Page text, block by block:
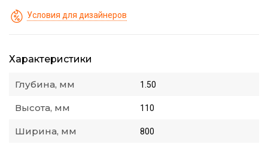
Условия для дизайнеров
Характеристики
Глубина, мм 1.50
Высота, мм 110
Ширина, мм 800